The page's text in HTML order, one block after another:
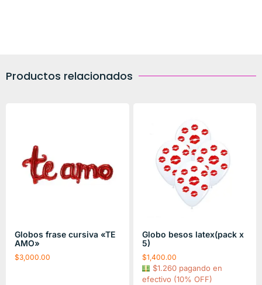
Productos relacionados
Globos frase cursiva «TE
AMO»
$3,000.00
Globo besos latex(pack x
5)
$1,400.00
$1.260 pagando en
efectivo (10% OFF)